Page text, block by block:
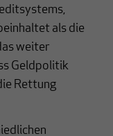
als die
weiter
Geldpolitik
Rettung